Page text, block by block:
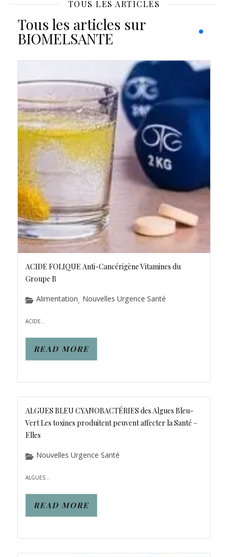
TOUS LES ARTICLES
Tous les articles sur
BIOMELSANTE
ACIDE FOLIQUE Anti-Cancérigène Vitamines du
Groupe B
Alimentation, Nouvelles Urgence Santé
ACIDE...
READ MORE
ALGUES BLEU CYANOBACTÉRIES des Algues Bleu-
Vert Les toxines produitent peuvent affecter la Santé –
Elles
Nouvelles Urgence Santé
ALGUES...
READ MORE